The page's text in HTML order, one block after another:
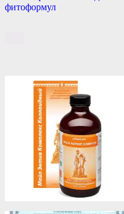
фитоформул